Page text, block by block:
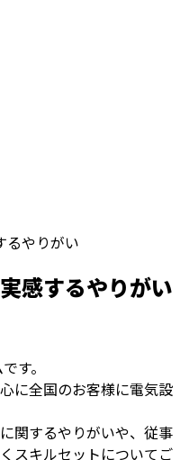
るやりがい
感するやりがい
す。
に全国のお客様に電気設
関するやりがいや、従事
スキルセットについてご